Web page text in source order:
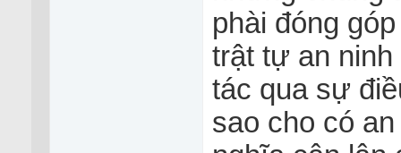
phài đóng
trật tự an
tác qua sự
sao cho có